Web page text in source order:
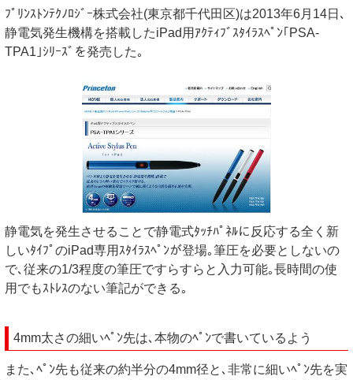
ﾌﾟﾘﾝｽﾄﾝﾃｸﾉﾛｼﾞｰ株式会社(東京都千代田区)は2013年6月14日､
静電気発生機構を搭載したiPad用ｱｸﾃｨﾌﾞｽﾀｲﾗｽﾍﾟﾝ｢PSA-
TPA1｣ｼﾘｰｽﾞを発売した｡
静電気を発生させることで静電式ﾀｯﾁﾊﾟﾈﾙに反応する全く新
しいﾀｲﾌﾟのiPad専用ｽﾀｲﾗｽﾍﾟﾝが登場｡筆圧を必要としないの
で､従来の1/3程度の筆圧ですらすらと入力可能｡長時間の使
用でもｽﾄﾚｽのない筆記ができる｡
4mm太さの細いﾍﾟﾝ先は､本物のﾍﾟﾝで書いているよう
また､ﾍﾟﾝ先も従来の約半分の4mm径と､非常に細いﾍﾟﾝ先を実